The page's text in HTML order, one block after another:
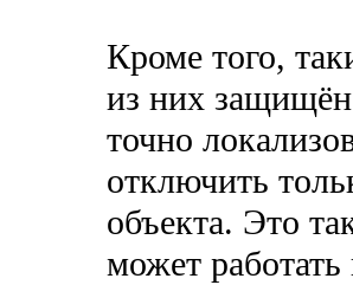
Кроме того,
из них защищён
точно
отключить
объекта. Это
может работать